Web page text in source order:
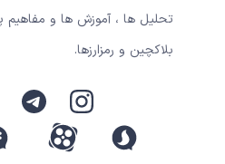
تحلیل ها ، آموزش ها و مفاهیم
بلاکچین و رمزارزها.